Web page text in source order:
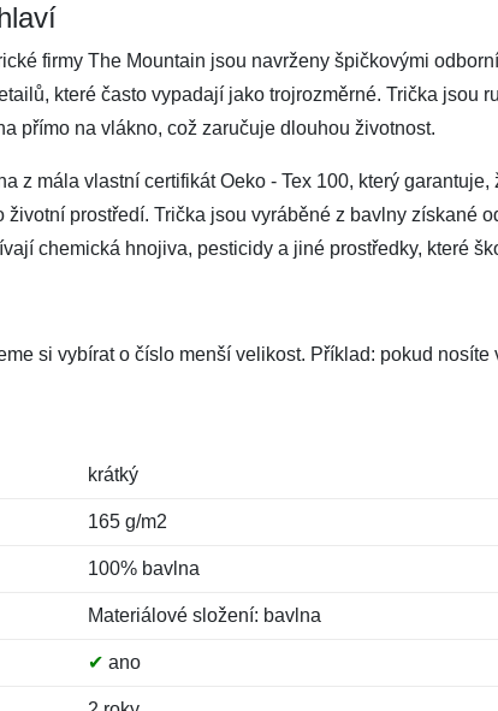
firmy The Mountain jsou navrženy špičkovými
které často vypadají jako trojrozměrné. Trička jsou
přímo na vlákno, což zaručuje dlouhou životnost.
z mála vlastní certifikát Oeko - Tex 100, který
životní prostředí. Trička jsou vyráběné z bavlny získané
chemická hnojiva, pesticidy a jiné prostředky, které
si vybírat o číslo menší velikost. Příklad: pokud
krátký
165 g/m2
100% bavlna
Materiálové složení: bavlna
✔ ano